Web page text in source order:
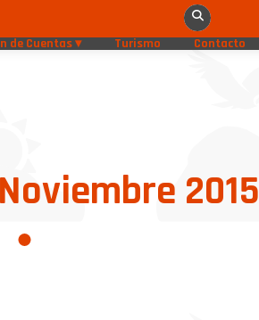
de Cuentas Turismo Contacto
2015